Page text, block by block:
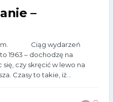
–
Ciąg wydarzeń
1963 – dochodzę na
czy skręcić w lewo na
Czasy to takie, iż...